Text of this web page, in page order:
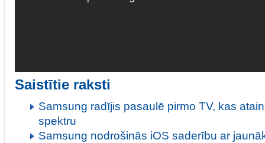
Saistītie raksti
Samsung radījis pasaulē pirmo TV, kas
spektru
Samsung nodrošinās iOS saderību ar